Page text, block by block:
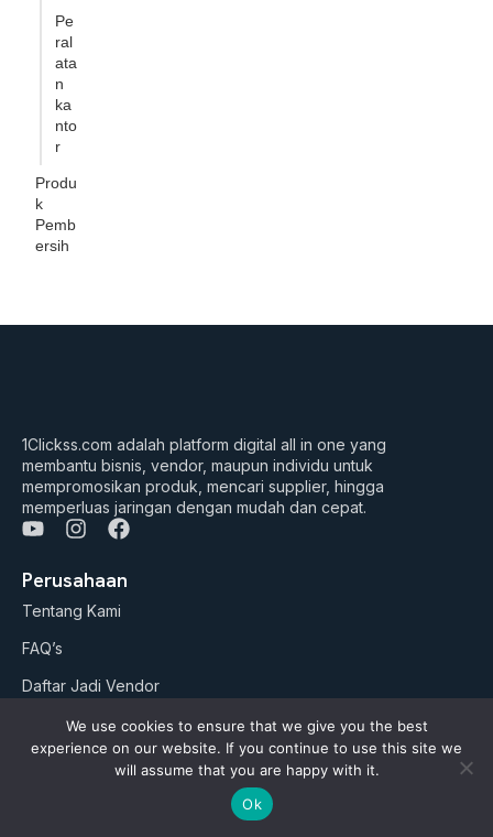
Pe
ral
ata
n
ka
nto
r
Produ
k
Pemb
ersih
1Clickss.com adalah platform digital all in one yang
membantu bisnis, vendor, maupun individu untuk
mempromosikan produk, mencari supplier, hingga
memperluas jaringan dengan mudah dan cepat.
Y
u
t
u
b
e
I
s
t
a
a
m
F
c
e
b
k
Perusahaan
Tentang Kami
FAQ’s
Daftar Jadi Vendor
Daftar Jadi Agen
Artikel
We use cookies to ensure that we give you the best
experience on our website. If you continue to use this site we
will assume that you are happy with it.
Ok